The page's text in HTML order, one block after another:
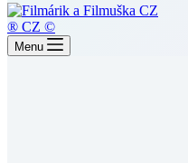
® CZ ©
Menu